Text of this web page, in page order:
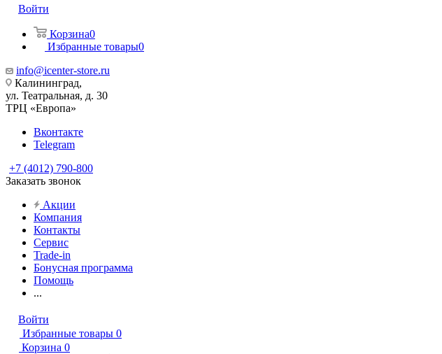
Войти
Корзина0
Избранные товары0
info@icenter-store.ru
Калининград,
ул. Театральная, д. 30
ТРЦ «Европа»
Вконтакте
Telegram
+7 (4012) 790-800
Заказать звонок
Акции
Компания
Контакты
Сервис
Trade-in
Бонусная программа
Помощь
...
Войти
Избранные товары 0
Корзина 0